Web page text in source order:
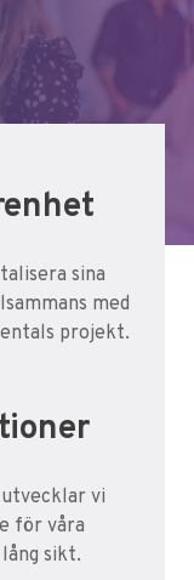
sina
med
projekt.
vi
för våra
sikt.